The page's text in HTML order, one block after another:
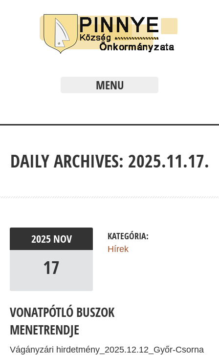
MENU
DAILY ARCHIVES: 2025.11.17.
2025 NOV
17
KATEGÓRIA:
Hírek
VONATPÓTLÓ BUSZOK
MENETRENDJE
Vágányzári hirdetmény_2025.12.12_Győr-Csorna